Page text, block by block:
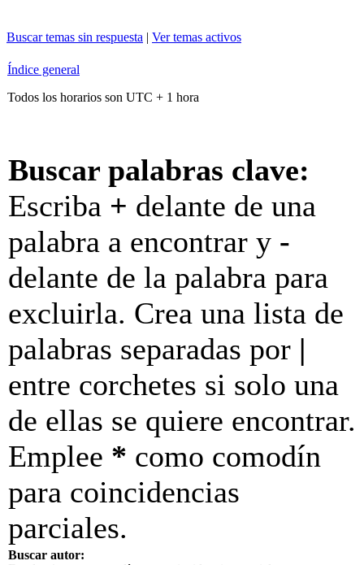
Buscar temas sin respuesta | Ver temas activos
Índice general
Todos los horarios son UTC + 1 hora
Buscar palabras clave:
Escriba + delante de una
palabra a encontrar y -
delante de la palabra para
excluirla. Crea una lista de
palabras separadas por |
entre corchetes si solo una
de ellas se quiere encontrar.
Emplee * como comodín
para coincidencias
parciales.
Buscar autor: